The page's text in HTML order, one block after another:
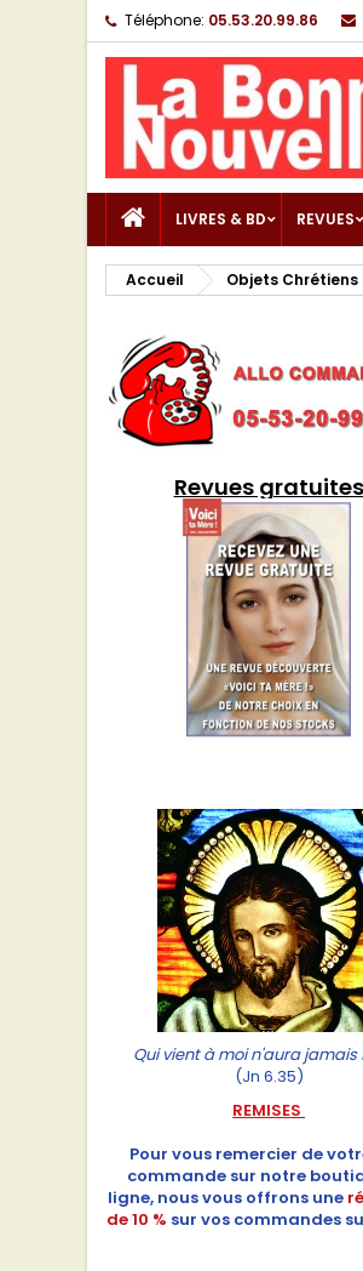
Téléphone: 05.53.20.99.86
LIVRES & BD REVUES
Accueil Objets Chrétiens
Revues gratuites
Qui vient à moi n'aura jamais
(Jn 6.35)
REMISES
Pour vous remercier de
commande sur notre
ligne, nous vous offrons une
de 10 % sur vos commandes